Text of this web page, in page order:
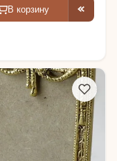
В корзину